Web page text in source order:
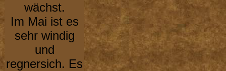
wächst.
Im Mai ist es
sehr windig
und
regnersich. Es